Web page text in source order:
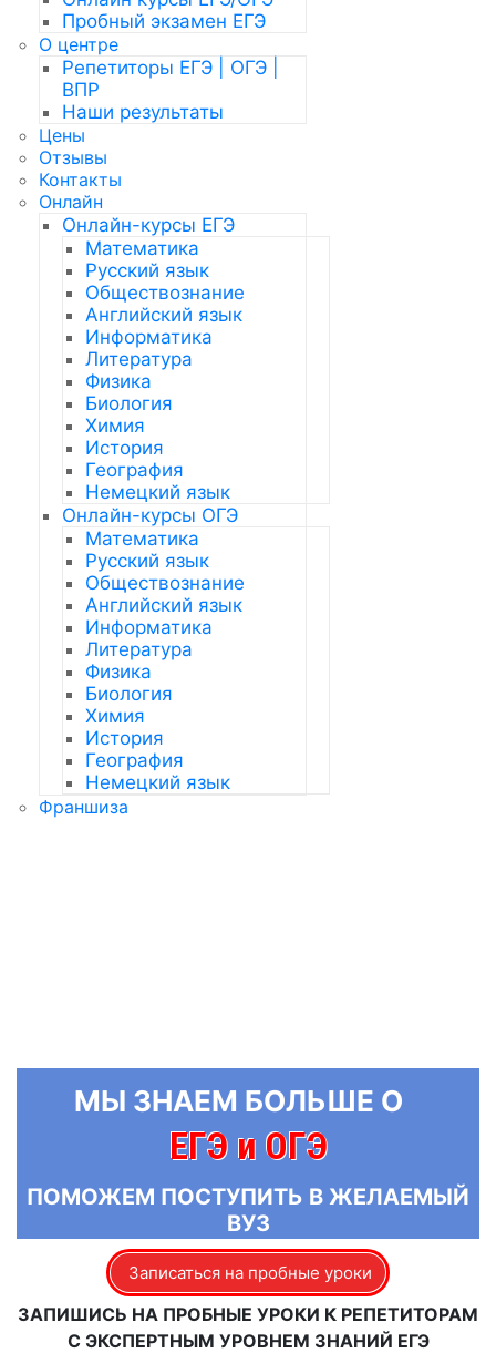
Пробный экзамен ЕГЭ
О центре
Репетиторы ЕГЭ | ОГЭ |
ВПР
Наши результаты
Цены
Отзывы
Контакты
Онлайн
Онлайн-курсы ЕГЭ
Математика
Русский язык
Обществознание
Английский язык
Информатика
Литература
Физика
Биология
Химия
История
География
Немецкий язык
Онлайн-курсы ОГЭ
Математика
Русский язык
Обществознание
Английский язык
Информатика
Литература
Физика
Биология
Химия
История
География
Немецкий язык
Франшиза
МЫ ЗНАЕМ БОЛЬШЕ О
ЕГЭ и ОГЭ
ПОМОЖЕМ ПОСТУПИТЬ В ЖЕЛАЕМЫЙ
ВУЗ
Записаться на пробные уроки
ЗАПИШИСЬ НА ПРОБНЫЕ УРОКИ К РЕПЕТИТОРАМ
С ЭКСПЕРТНЫМ УРОВНЕМ ЗНАНИЙ ЕГЭ